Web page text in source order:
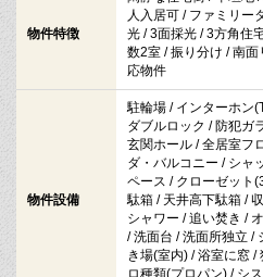
物件特徴
人入居可 / ファミリー
光 / 3面採光 / 3方角住
数2室 / 振り分け / 南
応物件
物件設備
駐輪場 / インターホン
ダブルロック / 防犯ガ
玄関ホール / 全居室フ
ダ・バルコニー / シャ
ペース / クローゼット
駄箱 / 天井高下駄箱 /
シャワー / 追い焚き /
/ 洗面台 / 洗面所独立 /
き場(室内) / 浴室に窓 /
ロ種類(プロパン) / シ